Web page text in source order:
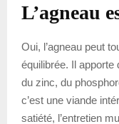
L’agneau
Oui, l’agneau peut
équilibrée. Il apporte
du zinc, du
c’est une viande
satiété, l’entretien